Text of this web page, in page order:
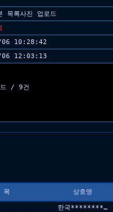
목록사진 업로드
10:28:42
12:03:13
드 / 9건
상호명
한국********…